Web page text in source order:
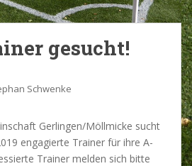
gesucht!
Schwenke
Gerlingen/Möllmicke sucht
engagierte Trainer für ihre A-
Trainer melden sich bitte